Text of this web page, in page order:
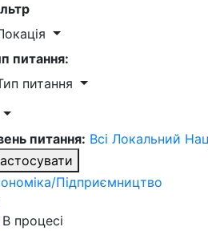
питання:
питання
питання: Всі Локальний
Підприємництво
В процесі